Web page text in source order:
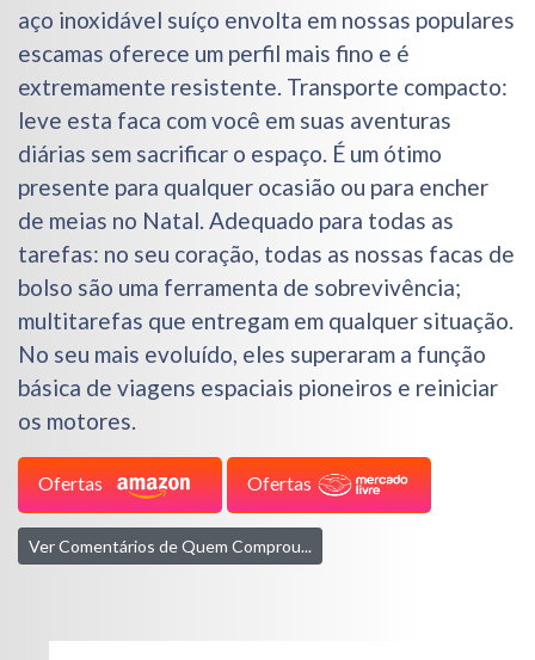
aço inoxidável suíço envolta em nossas populares
escamas oferece um perfil mais fino e é
extremamente resistente. Transporte compacto:
leve esta faca com você em suas aventuras
diárias sem sacrificar o espaço. É um ótimo
presente para qualquer ocasião ou para encher
de meias no Natal. Adequado para todas as
tarefas: no seu coração, todas as nossas facas de
bolso são uma ferramenta de sobrevivência;
multitarefas que entregam em qualquer situação.
No seu mais evoluído, eles superaram a função
básica de viagens espaciais pioneiros e reiniciar
os motores.
Ofertas Ofertas
Ver Comentários de Quem Comprou...